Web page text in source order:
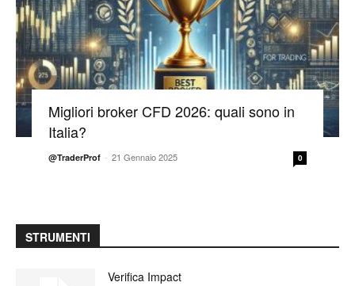
Migliori broker CFD 2026: quali sono in
Italia?
@TraderProf - 21 Gennaio 2025 0
STRUMENTI
Verifica Impact